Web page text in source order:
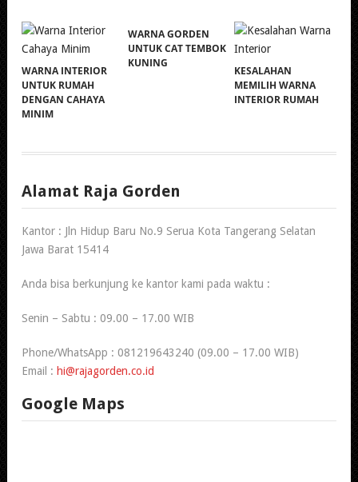
WARNA INTERIOR
UNTUK RUMAH
DENGAN CAHAYA
MINIM
WARNA GORDEN
UNTUK CAT TEMBOK
KUNING
KESALAHAN
MEMILIH WARNA
INTERIOR RUMAH
Alamat Raja Gorden
Kantor : Jln Hidup Baru No.9 Serua Kota Tangerang Selatan
Jawa Barat 15414
Anda bisa berkunjung ke kantor kami pada waktu :
Senin – Sabtu : 09.00 – 17.00 WIB
Phone/WhatsApp : 081219643240 (09.00 – 17.00 WIB)
Email : hi@rajagorden.co.id
Google Maps